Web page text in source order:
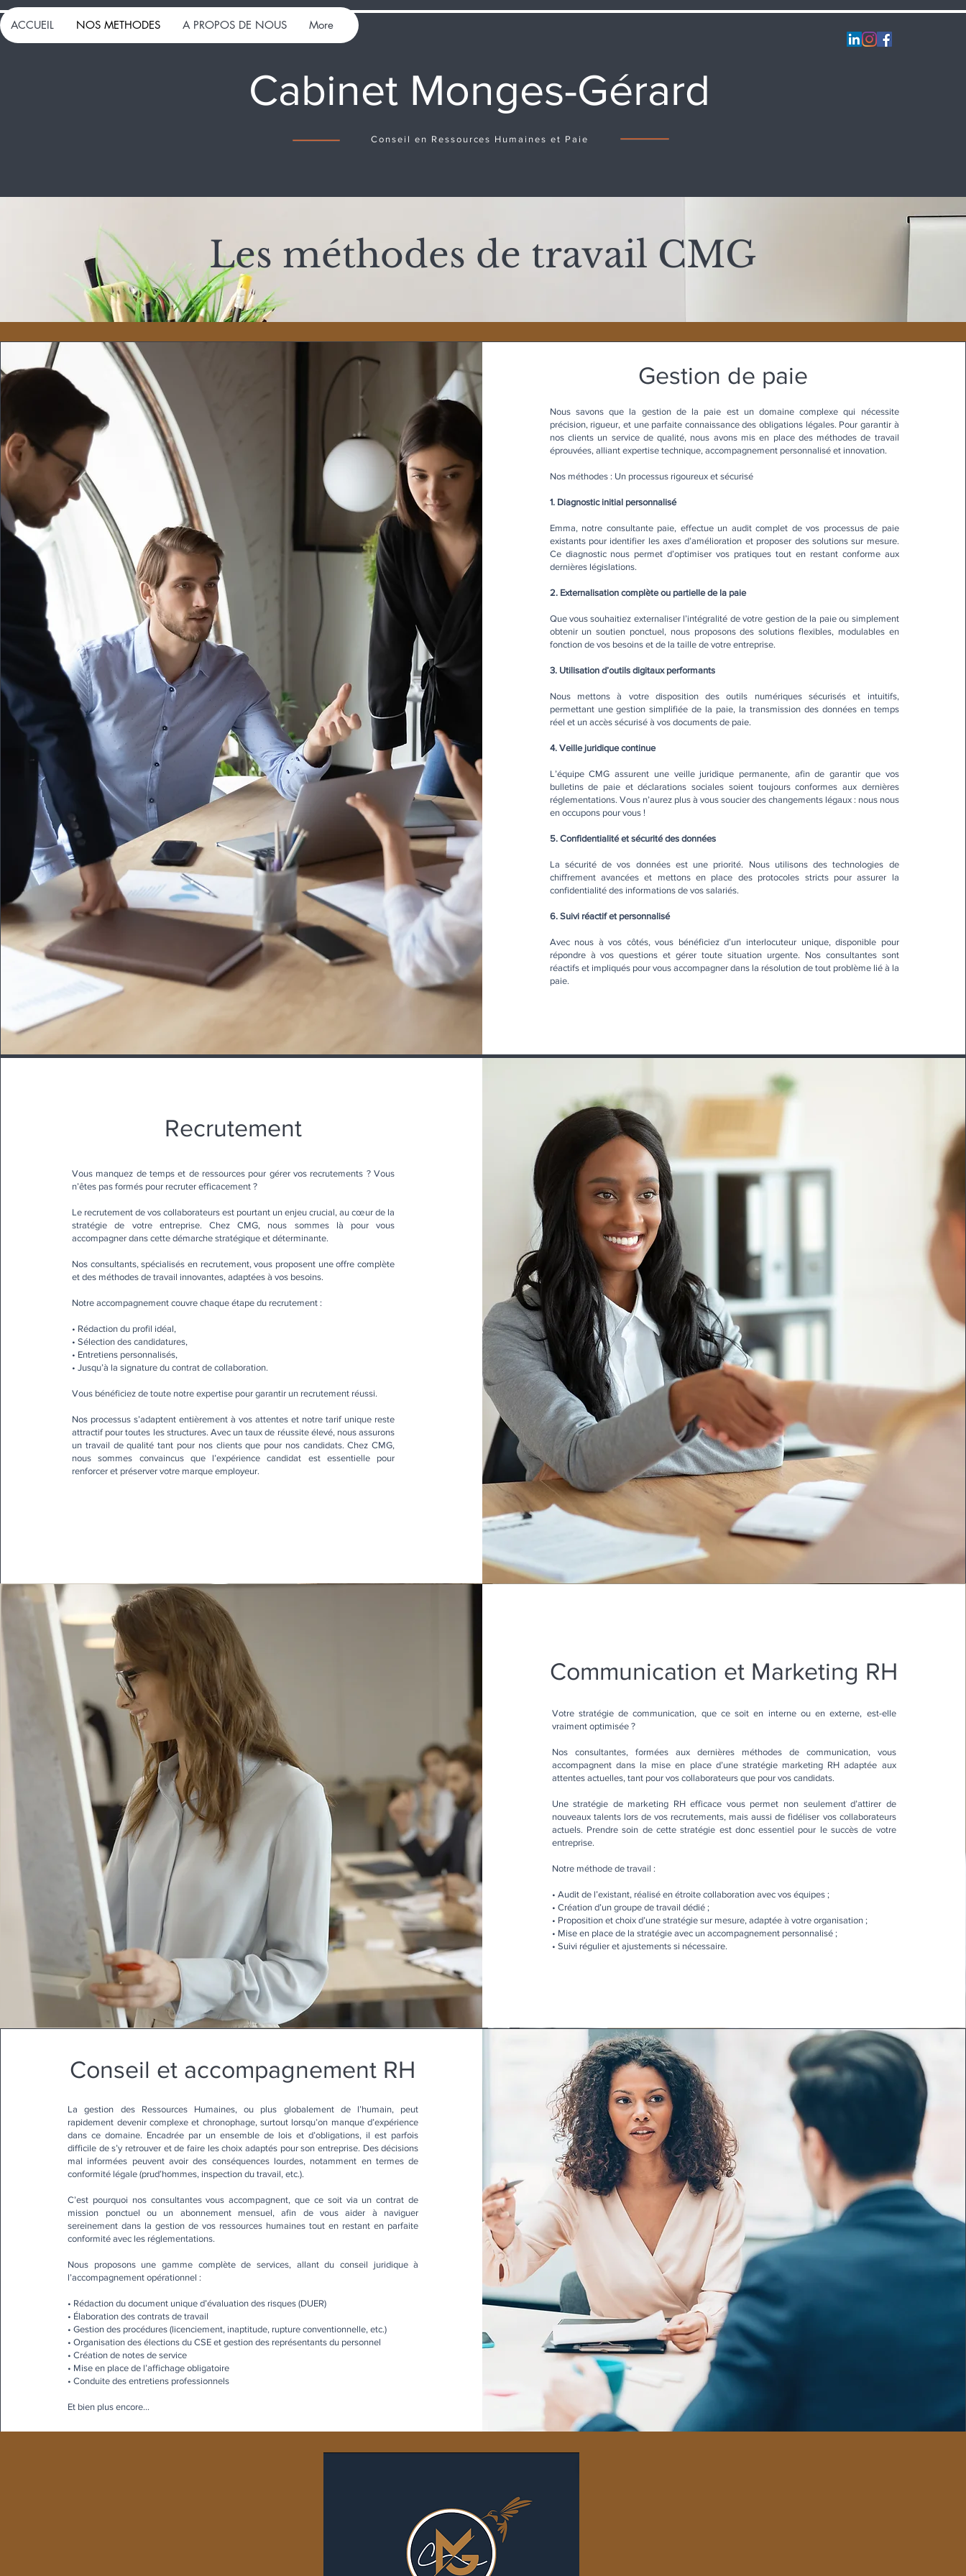
ACCUEIL NOS METHODES A PROPOS DE NOUS More
Cabinet Monges-Gérard
Conseil en Ressources Humaines et Paie
Les méthodes de travail CMG
Gestion de paie
Nous savons que la gestion de la paie est un domaine complexe qui nécessite
précision, rigueur, et une parfaite connaissance des obligations légales. Pour garantir à
nos clients un service de qualité, nous avons mis en place des méthodes de travail
éprouvées, alliant expertise technique, accompagnement personnalisé et innovation.​
Nos méthodes : Un processus rigoureux et sécurisé
1. Diagnostic initial personnalisé
Emma, notre consultante paie, effectue un audit complet de vos processus de paie
existants pour identifier les axes d’amélioration et proposer des solutions sur mesure.
Ce diagnostic nous permet d’optimiser vos pratiques tout en restant conforme aux
dernières législations.
2. Externalisation complète ou partielle de la paie
Que vous souhaitiez externaliser l’intégralité de votre gestion de la paie ou simplement
obtenir un soutien ponctuel, nous proposons des solutions flexibles, modulables en
fonction de vos besoins et de la taille de votre entreprise.
3. Utilisation d’outils digitaux performants
Nous mettons à votre disposition des outils numériques sécurisés et intuitifs,
permettant une gestion simplifiée de la paie, la transmission des données en temps
réel et un accès sécurisé à vos documents de paie.
4. Veille juridique continue
L’équipe CMG assurent une veille juridique permanente, afin de garantir que vos
bulletins de paie et déclarations sociales soient toujours conformes aux dernières
réglementations. Vous n’aurez plus à vous soucier des changements légaux : nous nous
en occupons pour vous !
5. Confidentialité et sécurité des données
La sécurité de vos données est une priorité. Nous utilisons des technologies de
chiffrement avancées et mettons en place des protocoles stricts pour assurer la
confidentialité des informations de vos salariés.
6. Suivi réactif et personnalisé
Avec nous à vos côtés, vous bénéficiez d’un interlocuteur unique, disponible pour
répondre à vos questions et gérer toute situation urgente. Nos consultantes sont
réactifs et impliqués pour vous accompagner dans la résolution de tout problème lié à la
paie.
Recrutement
Vous manquez de temps et de ressources pour gérer vos recrutements ? Vous
n’êtes pas formés pour recruter efficacement ?
Le recrutement de vos collaborateurs est pourtant un enjeu crucial, au cœur de la
stratégie de votre entreprise. Chez CMG, nous sommes là pour vous
accompagner dans cette démarche stratégique et déterminante.
Nos consultants, spécialisés en recrutement, vous proposent une offre complète
et des méthodes de travail innovantes, adaptées à vos besoins.
Notre accompagnement couvre chaque étape du recrutement :
• Rédaction du profil idéal,
• Sélection des candidatures,
• Entretiens personnalisés,
• Jusqu’à la signature du contrat de collaboration.
Vous bénéficiez de toute notre expertise pour garantir un recrutement réussi.
Nos processus s’adaptent entièrement à vos attentes et notre tarif unique reste
attractif pour toutes les structures. Avec un taux de réussite élevé, nous assurons
un travail de qualité tant pour nos clients que pour nos candidats. Chez CMG,
nous sommes convaincus que l’expérience candidat est essentielle pour
renforcer et préserver votre marque employeur.
Communication et Marketing RH
Votre stratégie de communication, que ce soit en interne ou en externe, est-elle
vraiment optimisée ?
Nos consultantes, formées aux dernières méthodes de communication, vous
accompagnent dans la mise en place d’une stratégie marketing RH adaptée aux
attentes actuelles, tant pour vos collaborateurs que pour vos candidats.
Une stratégie de marketing RH efficace vous permet non seulement d’attirer de
nouveaux talents lors de vos recrutements, mais aussi de fidéliser vos collaborateurs
actuels. Prendre soin de cette stratégie est donc essentiel pour le succès de votre
entreprise.
Notre méthode de travail :
• Audit de l’existant, réalisé en étroite collaboration avec vos équipes ;
• Création d’un groupe de travail dédié ;
• Proposition et choix d’une stratégie sur mesure, adaptée à votre organisation ;
• Mise en place de la stratégie avec un accompagnement personnalisé ;
• Suivi régulier et ajustements si nécessaire.
Conseil et accompagnement RH
La gestion des Ressources Humaines, ou plus globalement de l’humain, peut
rapidement devenir complexe et chronophage, surtout lorsqu’on manque d’expérience
dans ce domaine. Encadrée par un ensemble de lois et d’obligations, il est parfois
difficile de s’y retrouver et de faire les choix adaptés pour son entreprise. Des décisions
mal informées peuvent avoir des conséquences lourdes, notamment en termes de
conformité légale (prud’hommes, inspection du travail, etc.).
C’est pourquoi nos consultantes vous accompagnent, que ce soit via un contrat de
mission ponctuel ou un abonnement mensuel, afin de vous aider à naviguer
sereinement dans la gestion de vos ressources humaines tout en restant en parfaite
conformité avec les réglementations.
Nous proposons une gamme complète de services, allant du conseil juridique à
l’accompagnement opérationnel :
• Rédaction du document unique d’évaluation des risques (DUER)
• Élaboration des contrats de travail
• Gestion des procédures (licenciement, inaptitude, rupture conventionnelle, etc.)
• Organisation des élections du CSE et gestion des représentants du personnel
• Création de notes de service
• Mise en place de l’affichage obligatoire
• Conduite des entretiens professionnels
Et bien plus encore…